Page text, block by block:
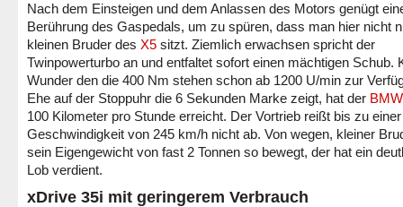
Nach dem Einsteigen und dem Anlassen des Motors genügt
Berührung des Gaspedals, um zu spüren, dass man hier nicht
kleinen Bruder des X5 sitzt. Ziemlich erwachsen spricht der
Twinpowerturbo an und entfaltet sofort einen mächtigen Schub.
Wunder den die 400 Nm stehen schon ab 1200 U/min zur
Ehe auf der Stoppuhr die 6 Sekunden Marke zeigt, hat der
100 Kilometer pro Stunde erreicht. Der Vortrieb reißt bis zu einer
Geschwindigkeit von 245 km/h nicht ab. Von wegen, kleiner
sein Eigengewicht von fast 2 Tonnen so bewegt, der hat ein
Lob verdient.
xDrive 35i mit geringerem Verbrauch